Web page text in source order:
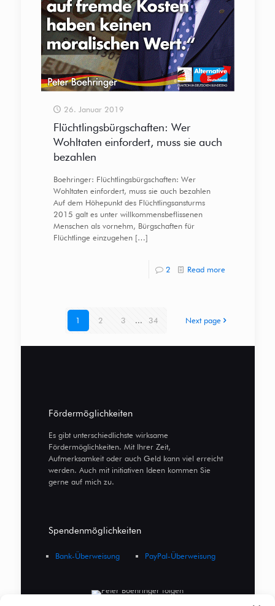
26. Januar 2019
Flüchtlingsbürgschaften: Wer
Wohltaten einfordert, muss sie auch
bezahlen
Boehringer: Flüchtlingsbürgschaften: Wer
Wohltaten einfordert, muss sie auch bezahlen
Auf dem Höhepunkt des Flüchtlingsansturms
2015 galt es unter willkommensbeflissenen
Menschen als vornehm, Bürgschaften für
Flüchtlinge einzugehen[…]
2 Read more
1 2 3 ... 34 Next page
Fördermöglichkeiten
Es gibt unterschiedlichste wirksame
Fördermöglichkeiten. Mit Ihrer Zeit,
Aufmerksamkeit oder auch Geld kann viel erreicht
werden. Auch mit initiativen Ideen kommen Sie
gerne auf mich zu.
Spendenmöglichkeiten
Bank-Überweisung PayPal-Überweisung